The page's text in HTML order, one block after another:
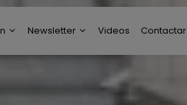
Newsletter
Perfil de Newsletter
Videos Contactar